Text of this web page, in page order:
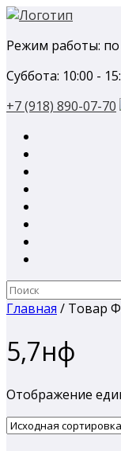
Перейти
содержанию
Режим работы: по
Суббота: 10:00 -
+7 (918) 890-07-70
Поиск
по:
Главная / Товар
5,7нф
Отображение